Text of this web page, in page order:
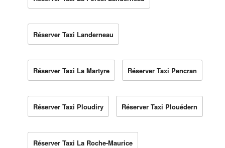
Réserver Taxi Landerneau
Réserver Taxi La Martyre Réserver Taxi Pencran
Réserver Taxi Ploudiry Réserver Taxi Plouédern
Réserver Taxi La Roche-Maurice